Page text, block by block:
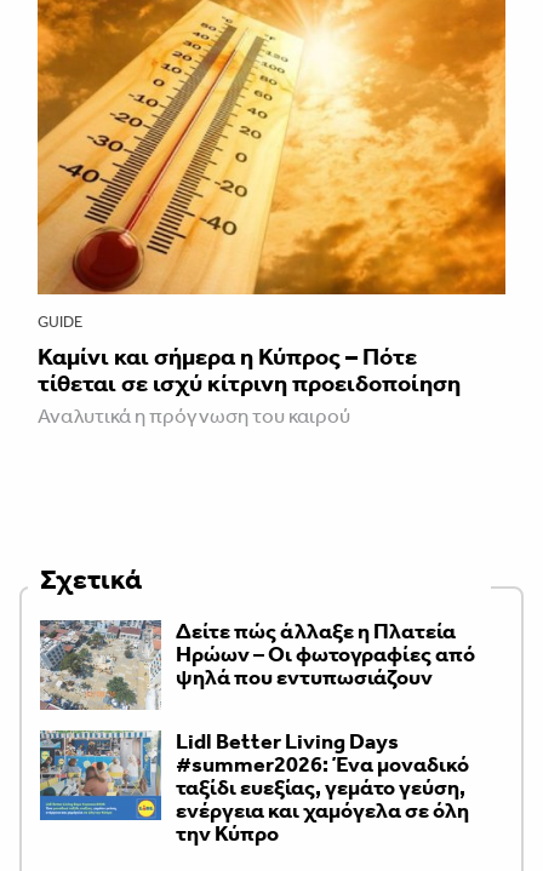
GUIDE
Καμίνι και σήμερα η Κύπρος – Πότε
τίθεται σε ισχύ κίτρινη προειδοποίηση
Αναλυτικά η πρόγνωση του καιρού
Σχετικά
Δείτε πώς άλλαξε η Πλατεία
Ηρώων – Οι φωτογραφίες από
ψηλά που εντυπωσιάζουν
Lidl Better Living Days
#summer2026: Ένα μοναδικό
ταξίδι ευεξίας, γεμάτο γεύση,
ενέργεια και χαμόγελα σε όλη
την Κύπρο